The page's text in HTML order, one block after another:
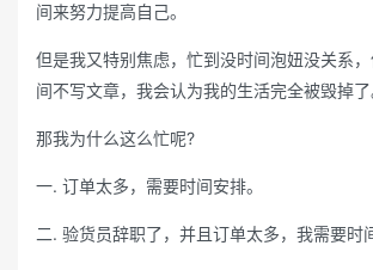
间来努力提高自己。
但是我又特别焦虑，忙到没时间泡妞没关系
间不写文章，我会认为我的生活完全被毁掉了
那我为什么这么忙呢?
一. 订单太多，需要时间安排。
二. 验货员辞职了，并且订单太多，我需要时